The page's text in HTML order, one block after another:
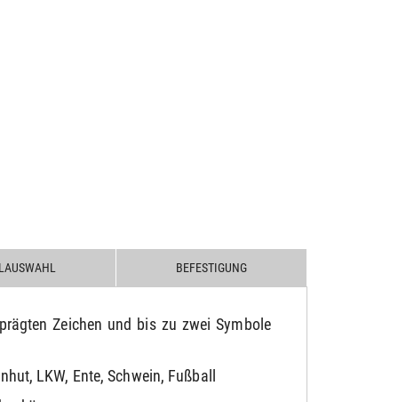
BEFESTIGUNG
Zeichen und bis zu zwei Symbole
LKW, Ente, Schwein, Fußball